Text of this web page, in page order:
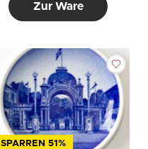
Zur Ware
SPARREN 51%